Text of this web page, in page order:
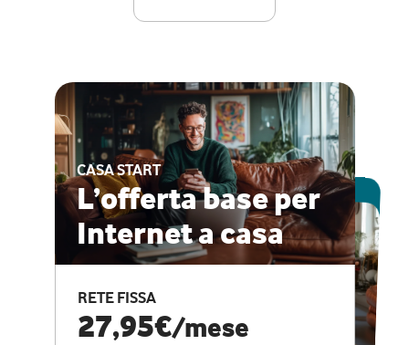
CASA START
L’offerta base per
Internet a casa
RETE FISSA
27,95€/mese
ESCLUSIVA ONLINE
CASA PRO
Internet veloce e
vantaggi speciali